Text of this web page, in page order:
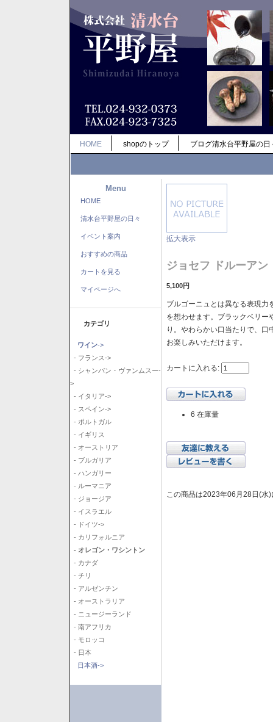
HOME shopのトップ ブログ清水台平野屋の日
Menu
HOME
清水台平野屋の日々
イベント案内
おすすめの商品
カートを見る
マイページへ
カテゴリ
ワイン->
- フランス->
- シャンパン・ヴァンムスー-
>
- イタリア->
- スペイン->
- ポルトガル
- イギリス
- オーストリア
- ブルガリア
- ハンガリー
- ルーマニア
- ジョージア
- イスラエル
- ドイツ->
- カリフォルニア
- オレゴン・ワシントン
- カナダ
- チリ
- アルゼンチン
- オーストラリア
- ニュージーランド
- 南アフリカ
- モロッコ
- 日本
日本酒->
拡大表示
ジョセフ ドルーア
5,100円
ブルゴーニュとは異なる表現力
を想わせます。ブラックベリー
り。やわらかい口当たりで、
お楽しみいただけます。
カートに入れる:
6 在庫量
この商品は2023年06月28日(水